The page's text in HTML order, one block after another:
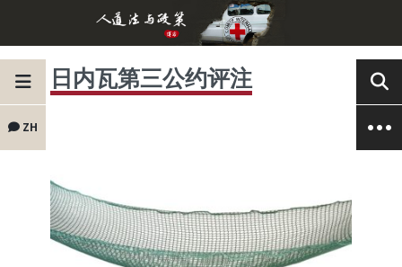
ZH
日内瓦第三公约评注